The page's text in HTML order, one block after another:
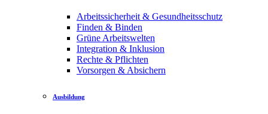
Arbeitssicherheit & Gesundheitsschutz
Finden & Binden
Grüne Arbeitswelten
Integration & Inklusion
Rechte & Pflichten
Vorsorgen & Absichern
Ausbildung